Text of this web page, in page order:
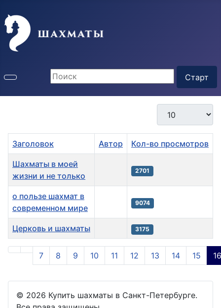
Кол-во строк:
Материалы
Заголовок Автор Кол-во просмотров
Шахматы в моей
жизни и не только
2701
о пользе шахмат в
современном мире
9074
Церковь и шахматы 3175
Страница 16 из 16
7 8 9 10 11 12 13 14 15 16
© 2026 Купить шахматы в Санкт-Петербурге.